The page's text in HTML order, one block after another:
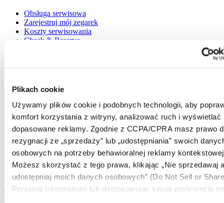
Plikach cookie
Używamy plików cookie i podobnych technologii, aby
komfort korzystania z witryny, analizować ruch i wyświetlać
dopasowane reklamy. Zgodnie z CCPA/CPRA masz prawo
rezygnacji ze „sprzedaży” lub „udostępniania” swoich
osobowych na potrzeby behawioralnej reklamy
Możesz skorzystać z tego prawa, klikając „Nie sprzedawaj
udostępniaj moich danych osobowych” (Do Not Sell or
Personal Information) lub dostosowując swoje preferencje
Obsługa serwisowa
Zarejestruj mój zegarek
Koszty serwisowania
Check & Reserve
Warunki użytkowania
Polityka prywatności
Plikach cookie
Warunki Dostawy i Zwrotów
Warunki sprzedaży
Odstąpienie od umowy
Dołącz do klubu CERTINA
Zapisz się, aby otrzymywać najświeższe informacje
Zapisz się
Wybierz kraj / region